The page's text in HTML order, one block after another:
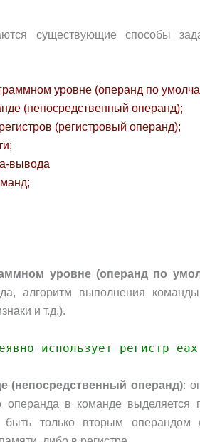
существующие способы
уровне (операнд по
(непосредственный операнд);
(регистровый операнд);
вывода
уровне (операнд по
алгоритм выполнения команды
и т.д.).
использует регистр eax
(непосредственный операнд):
операнда в команде выделяется
только вторым операндом